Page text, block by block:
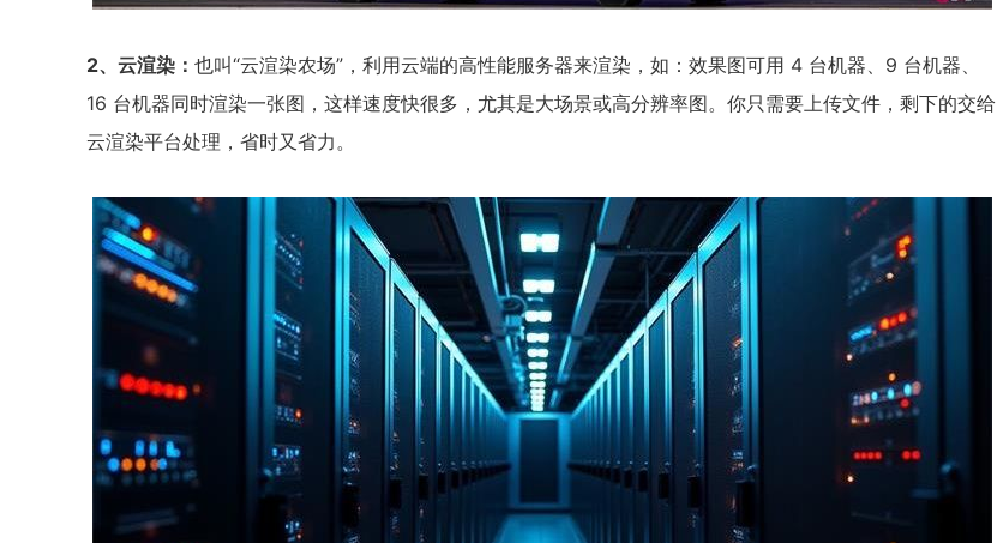
2、云渲染： 也叫“云渲染农场”，利用云端的高性能服务器来渲染，如：效果图可用 4 台机器、9 台机器、
16 台机器同时渲染一张图，这样速度快很多，尤其是大场景或高分辨率图。你只需要上传文件，剩下的交给
云渲染平台处理，省时又省力。